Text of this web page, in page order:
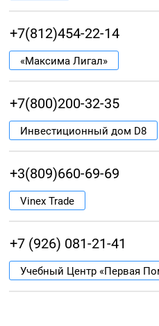
+7(812)454-22-14
«Максима Лигал»
+7(800)200-32-35
Инвестиционный дом D8
+3(809)660-69-69
Vinex Trade
+7 (926) 081-21-41
Учебный Центр «Первая